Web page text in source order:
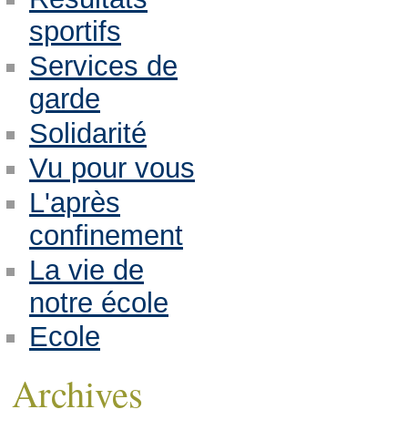
sportifs
Services de
garde
Solidarité
Vu pour vous
L'après
confinement
La vie de
notre école
Ecole
Archives